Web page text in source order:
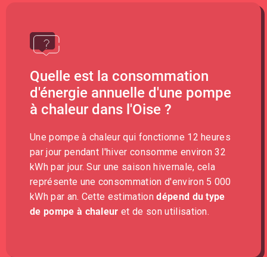
Quelle est la consommation
d'énergie annuelle d'une pompe
à chaleur dans l'Oise ?
Une pompe à chaleur qui fonctionne 12 heures
par jour pendant l'hiver consomme environ 32
kWh par jour. Sur une saison hivernale, cela
représente une consommation d'environ 5 000
kWh par an. Cette estimationdépend du type
de pompe à chaleur et de son utilisation.